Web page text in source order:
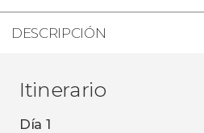
DESCRIPCIÓN
Itinerario
Día 1